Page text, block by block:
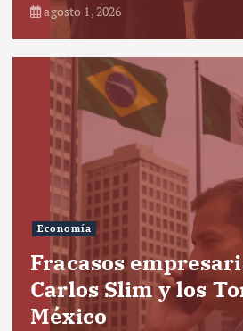
agosto 1, 2026
Economía
Fracasos
Carlos Slim y los
México